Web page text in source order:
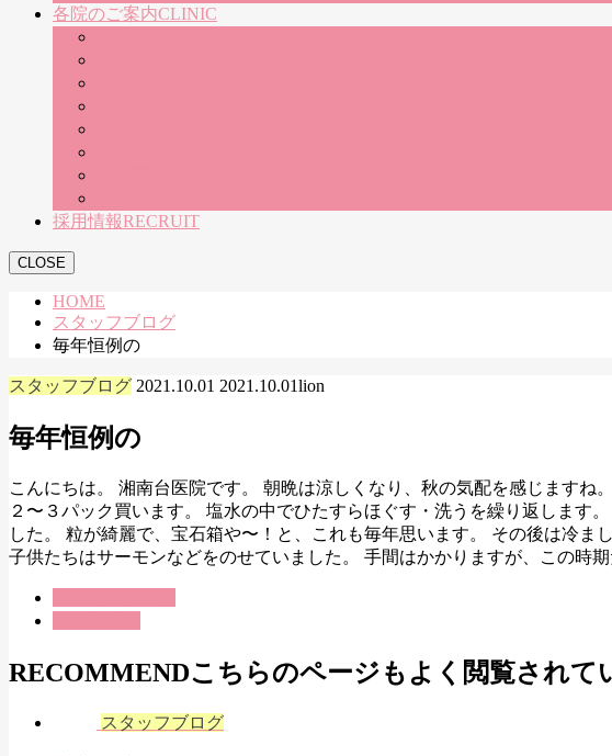
各院のご案内CLINIC
採用情報RECRUIT
CLOSE
HOME
スタッフブログ
毎年恒例の
スタッフブログ 2021.10.01 2021.10.01lion
毎年恒例の
こんにちは。 湘南台医院です。 朝晩は涼しくなり、秋の気配を感じます
２〜３パック買います。 塩水の中でひたすらほぐす・洗うを繰り返しま
した。 粒が綺麗で、宝石箱や〜！と、これも毎年思います。 その後は冷ま
子供たちはサーモンなどをのせていました。 手間はかかりますが、この時期
RECOMMENDこちらのページもよく閲覧されて
スタッフブログ